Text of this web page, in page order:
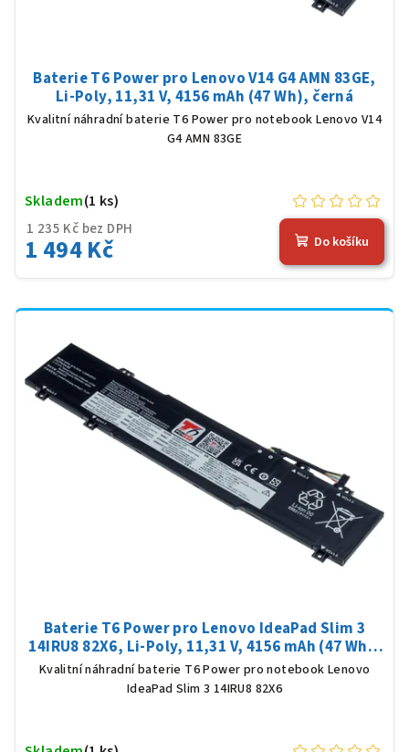
Baterie T6 Power pro Lenovo V14 G4 AMN 83GE,
Li-Poly, 11,31 V, 4156 mAh (47 Wh), černá
Kvalitní náhradní baterie T6 Power pro notebook Lenovo V14
G4 AMN 83GE
1 235 Kč bez DPH
1 494 Kč
Skladem(1 ks)
Do košíku
Baterie T6 Power pro Lenovo IdeaPad Slim 3
14IRU8 82X6, Li-Poly, 11,31 V, 4156 mAh (47 Wh),
černá
Kvalitní náhradní baterie T6 Power pro notebook Lenovo
IdeaPad Slim 3 14IRU8 82X6